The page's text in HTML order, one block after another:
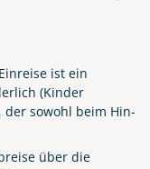
ist ein
(Kinder
der sowohl beim Hin-
über die